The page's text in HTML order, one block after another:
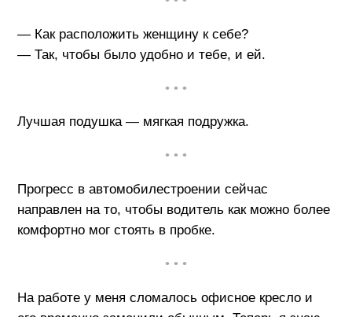
— Как расположить женщину к себе?
— Так, чтобы было удобно и тебе, и ей.
• • •
Лучшая подушка — мягкая подружка.
• • •
Прогресс в автомобилестроении сейчас
направлен на то, чтобы водитель как можно более
комфортно мог стоять в пробке.
• • •
На работе у меня сломалось офисное кресло и